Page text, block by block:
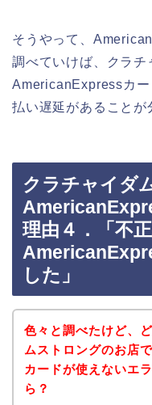
そうやって、
調べていけば、クラ
AmericanExpressカー
払い遅延があることが
クラチャイダ
理由４．「不
した」
色々と調べたけど、
ムストロングのお店
カードが使えないエ
ら？